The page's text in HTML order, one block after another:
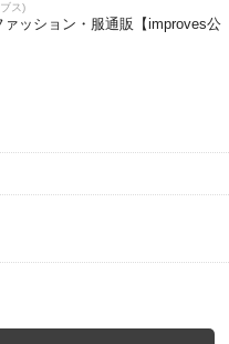
ス)
ッション・服通販【improves公